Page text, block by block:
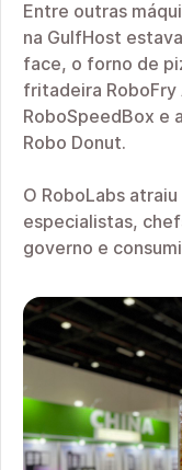
Entre outras
na GulfHost
face, o forno de
fritadeira RoboFry
RoboSpeedBox e
Robo Donut.
O RoboLabs
especialistas,
governo e